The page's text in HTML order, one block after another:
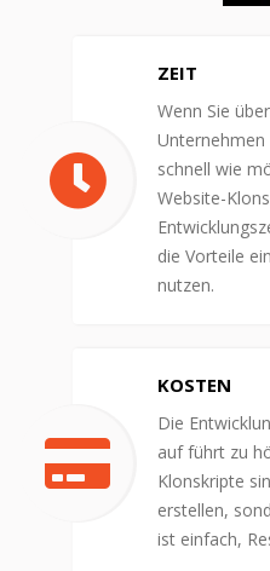
ZEIT
Wenn Sie
schnell wie
Website-
die Vorteile
nutzen.
KOSTEN
Die
auf führt zu
Klonskripte
erstellen,
ist einfach,